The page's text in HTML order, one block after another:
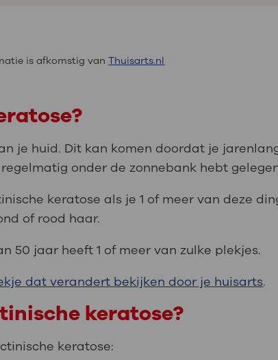
is afkomstig vanThuisarts.nl
je huid. Dit kan komen doordat je
onder de zonnebank hebt
keratose als je 1 of meer van deze
of rood haar.
50 jaar heeft 1 of meer van zulke plekjes.
dat verandert bekijken door je huisarts.
keratose?
keratose: